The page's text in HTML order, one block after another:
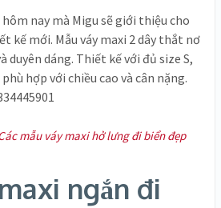
nay mà Migu sẽ giới thiệu cho
kế mới. Mẫu váy maxi 2 dây thắt nơ
duyên dáng. Thiết kế với đủ size S,
hợp với chiều cao và cân nặng.
mẫu váy maxi hở lưng đi biển đẹp
ngắn đi